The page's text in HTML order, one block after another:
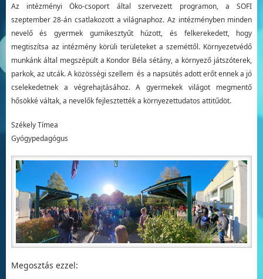
Az intézményi Öko-csoport által szervezett programon, a SOFI
szeptember 28-án csatlakozott a világnaphoz. Az intézményben minden
nevelő és gyermek gumikesztyűt húzott, és felkerekedett, hogy
megtiszítsa az intézmény körüli területeket a szeméttől. Környezetvédő
munkánk által megszépült a Kondor Béla sétány, a környező játszóterek,
parkok, az utcák. A közösségi szellem és a napsütés adott erőt ennek a jó
cselekedetnek a végrehajtásához. A gyermekek világot megmentő
hősökké váltak, a nevelők fejlesztették a környezettudatos attitűdöt.
Székely Tímea
Gyógypedagógus
Megosztás ezzel: